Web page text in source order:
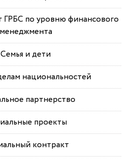
по уровню финансового
менеджмента
Семья и дети
национальностей
партнерство
проекты
контракт